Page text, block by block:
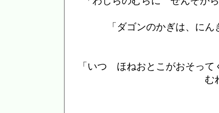
「ダゴンのかぎは、に
「いつ ほねおとこがおそっ
む